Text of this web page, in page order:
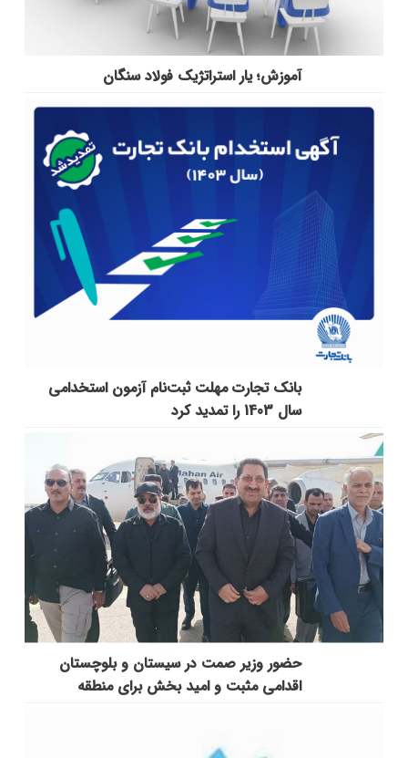
آموزش؛ یار استراتژیک فولاد سنگان
بانک تجارت مهلت ثبت‌نام آزمون استخدامی
سال 1403 را تمدید کرد
حضور وزیر صمت در سیستان و بلوچستان
اقدامی مثبت و امید بخش برای منطقه